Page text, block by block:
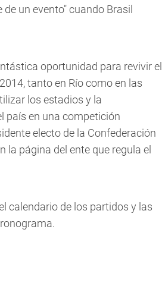
un evento" cuando Brasil
oportunidad para revivir el
tanto en Río como en las
los estadios y la
país en una competición
electo de la Confederación
la página del ente que regula el
calendario de los partidos y las